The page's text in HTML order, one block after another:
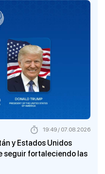
y Estados Unidos
seguir fortaleciendo las
19:49 / 07.08.2026